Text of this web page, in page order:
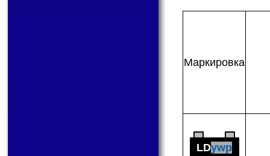
Мар­ки­ров­ка
LDywp